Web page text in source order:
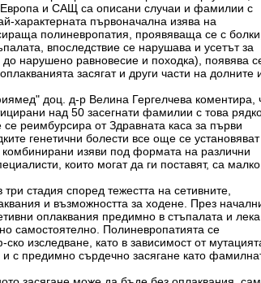
и САЩ са описани случаи и фамилии с
характерната първоначална изява на
полиневропатия, проявяваща се с болки,
впоследствие се нарушава и усетът за
нарушено равновесие и походка), появява
засягат и други части на долните
доц. д-р Велина Гергелчева коментира,
над 50 засегнати фамилии с това
реимбурсира от Здравната каса за първи
генетични болести все още се установяват
изяви под формата на различни
които могат да ги поставят, са малко.
стадия според тежестта на сетивните,
и възможността за ходене. През
оплаквания предимно в стъпалата и лека
самостоятелно. Полиневропатията се
изследване, като в зависимост от
с предимно сърдечно засягане като